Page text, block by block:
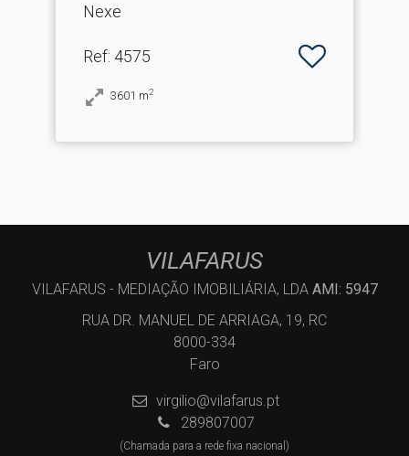
Nexe
Ref: 4575
3601 m2
VILAFARUS
VILAFARUS - MEDIAÇÃO IMOBILIÁRIA, LDA AMI: 5947
RUA DR. MANUEL DE ARRIAGA, 19, RC
8000-334
Faro
virgilio@vilafarus.pt
289807007
(Chamada para a rede fixa nacional)